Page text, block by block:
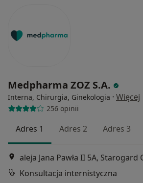
Medpharma ZOZ S.A.
Interna, Chirurgia, Ginekologia · Więcej
256 opinii
Adres 1 Adres 2 Adres 3
aleja Jana Pawła II 5A, Starogard
Konsultacja internistyczna